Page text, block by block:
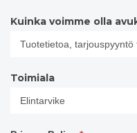
Kuinka voimme olla
Toimiala